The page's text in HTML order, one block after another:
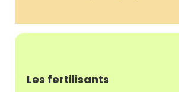
Les fertilisants